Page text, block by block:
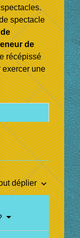
spectacle
de
récépissé
exercer une
déplierkeyboard_arrow_down